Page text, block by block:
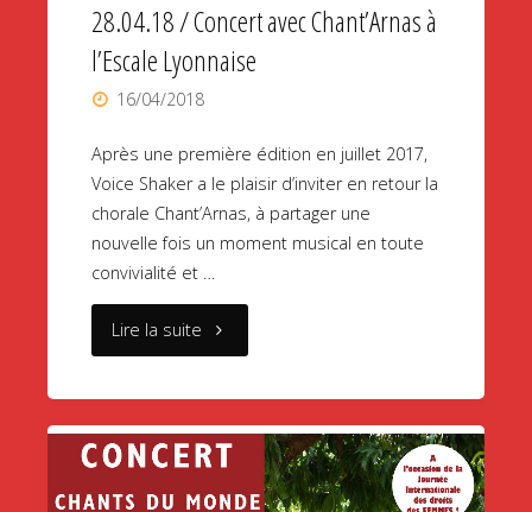
28.04.18 / Concert avec Chant’Arnas à
l’Escale Lyonnaise
16/04/2018
Après une première édition en juillet 2017,
Voice Shaker a le plaisir d’inviter en retour la
chorale Chant’Arnas, à partager une
nouvelle fois un moment musical en toute
convivialité et …
Lire la suite "28.04.18
Concert